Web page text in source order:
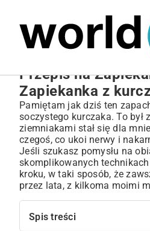
Przepis na
Zapiekanka z
Pamiętam jak dziś ten
soczystego kurczaka. To był
ziemniakami stał się dla
czegoś, co ukoi nerwy i
Jeśli szukasz pomysłu na
skomplikowanych
kroku, w taki sposób, że
przez lata, z kilkoma moimi
Spis treści